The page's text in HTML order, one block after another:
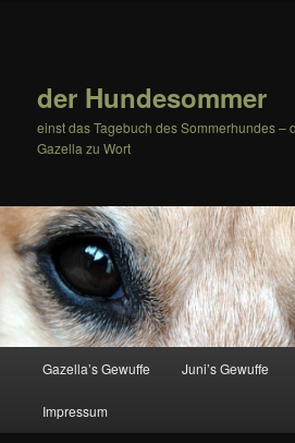
der Hundesommer
einst das Tagebuch des Sommerhundes –
Gazella zu Wort
Gazella’s Gewuffe Juni’s Gewuffe
Impressum